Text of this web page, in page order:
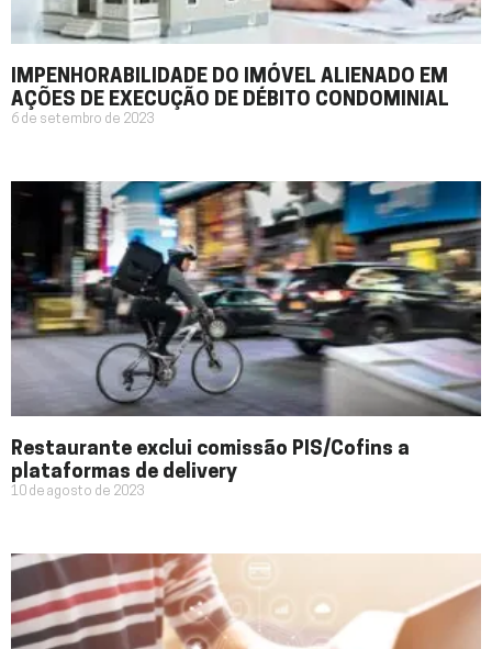
IMPENHORABILIDADE DO IMÓVEL ALIENADO EM
AÇÕES DE EXECUÇÃO DE DÉBITO CONDOMINIAL
6 de setembro de 2023
Restaurante exclui comissão PIS/Cofins a
plataformas de delivery
10 de agosto de 2023